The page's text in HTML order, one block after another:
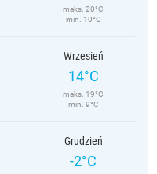
maks. 20°C
min. 10°C
Wrzesień
14°C
maks. 19°C
min. 9°C
Grudzień
-2°C